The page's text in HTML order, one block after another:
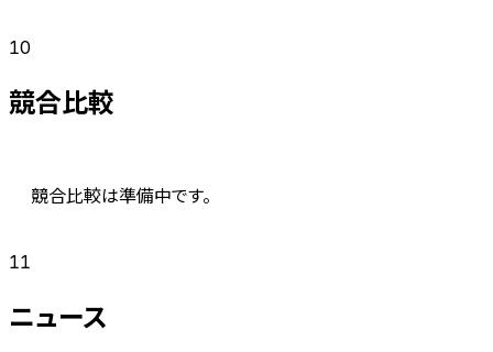
10
競合比較
競合比較は準備中です。
11
ニュース